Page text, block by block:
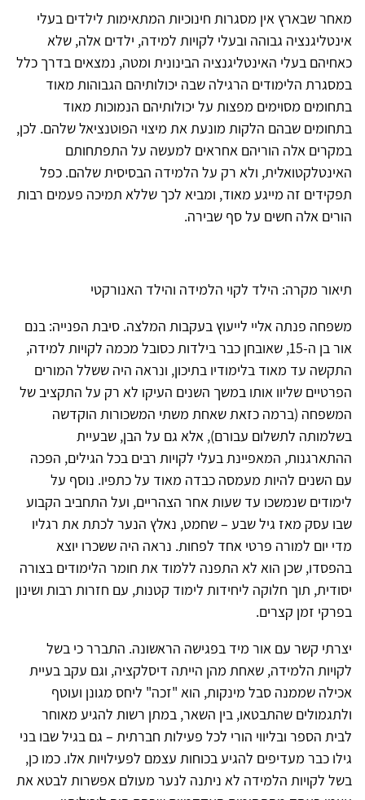
מאחר שבארץ אין מסגרות חינוכיות המתאימות לילדים בעלי
אינטליגנציה גבוהה ובעלי לקויות למידה, ילדים אלה, שלא
כאחיהם בעלי האינטליגנציה הבינונית ומטה, נמצאים בדרך כלל
במסגרת הלימודים הרגילה שבה יכולותיהם הגבוהות מאוד
בתחומים מסוימים מפצות על יכולותיהם הנמוכות מאוד
בתחומים שבהם הלקות מונעת את מיצוי הפוטנציאל שלהם. לכן,
במקרים אלה הוריהם אחראים למעשה על התפתחותם
האינטלקטואלית, ולא רק על הלמידה הבסיסית שלהם. כפל
תפקידים זה מייגע מאוד, ומביא לכך שללא תמיכה פעמים רבות
הורים אלה חשים על סף שבירה.
תיאור מקרה: הילד לקוי הלמידה והילד האנורקטי
משפחה פנתה אליי לייעוץ בעקבות המלצה. סיבת הפנייה: בנם
אור בן ה-15, שאובחן כבר בילדות כסובל מכמה לקויות למידה,
התקשה עד מאוד בלימודיו בתיכון, ונראה היה ששלל המורים
הפרטיים שליוו אותו במשך השנים העיקו לא רק על התקציב של
המשפחה (ברמה כזאת שאחת משתי המשכורות הוקדשה
בשלמותה לתשלום עבורם), אלא גם על הבן, שבעיית
ההתארגנות, המאפיינת בעלי לקויות רבים בכל הגילים, הפכה
עם השנים להיות מעמסה כבדה מאוד על כתפיו. נוסף על
לימודים שנמשכו עד שעות אחר הצהריים, ועל התחביב הקבוע
שבו עסק מאז גיל שבע – שחמט, נאלץ הנער לכתת את רגליו
מדי יום למורה פרטי אחד לפחות. נראה היה ששכרו יוצא
בהפסדו, שכן הוא לא התפנה ללמוד את חומר הלימודים בצורה
יסודית, תוך חלוקה ליחידות לימוד קטנות, עם חזרות רבות ושינון
בפרקי זמן קצרים.
יצרתי קשר עם אור מיד בפגישה הראשונה. התברר כי בשל
לקויות הלמידה, שאחת מהן הייתה דיסלקציה, וגם עקב בעיית
אכילה שממנה סבל מינקות, הוא "זכה" ליחס מגונן ועוטף
ולתגמולים שהתבטאו, בין השאר, במתן רשות להגיע מאוחר
לבית הספר ובליווי הורי לכל פעילות חברתית – גם בגיל שבו בני
גילו כבר מעדיפים להגיע בכוחות עצמם לפעילויות אלו. כמו כן,
בשל לקויות הלמידה לא ניתנה לנער מעולם אפשרות לבטא את